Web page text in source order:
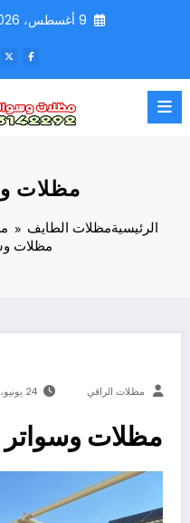
9 أغسطس، 2026
مظلات
الرئيسيةمظلات الطايف
مظلات
مظلات الراقي 24 يونيو، 2025
مظلات وسواتر